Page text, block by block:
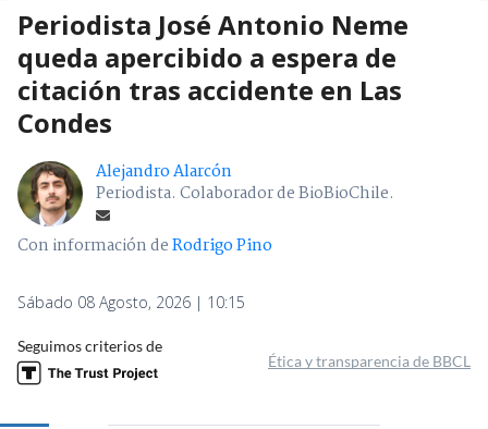
Periodista José Antonio Neme
queda apercibido a espera de
citación tras accidente en Las
Condes
Alejandro Alarcón
Periodista. Colaborador de BioBioChile.
Con información deRodrigo Pino
Sábado 08 Agosto, 2026 | 10:15
Seguimos criterios de
Ética y transparencia de BBCL